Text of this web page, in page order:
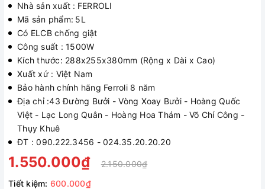
Nhà sản xuất : FERROLI
Mã sản phẩm: 5L
Có ELCB chống giật
Công suất : 1500W
Kích thước: 288x255x380mm (Rộng x Dài x Cao)
Xuất xứ : Việt Nam
Bảo hành chính hãng Ferroli 8 năm
Địa chỉ :43 Đường Bưởi - Vòng Xoay Bưởi - Hoàng Quốc
Việt - Lạc Long Quân - Hoàng Hoa Thám - Võ Chí Công -
Thụy Khuê
ĐT : 090.222.3456 - 024.35.20.20.20
1.550.000₫
2.150.000₫
Tiết kiệm: 600.000₫